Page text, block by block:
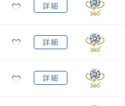
詳細
詳細
詳細